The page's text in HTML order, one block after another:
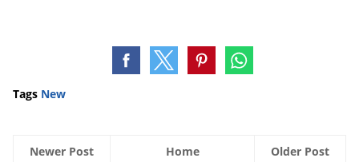
Tags New
Newer Post Older Post
Home